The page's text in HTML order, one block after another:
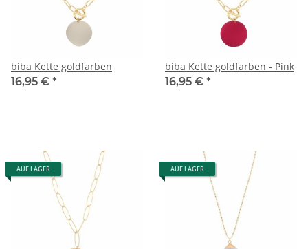
biba Kette goldfarben
16,95 € *
biba Kette goldfarben - Pink
16,95 € *
AUF LAGER AUF LAGER